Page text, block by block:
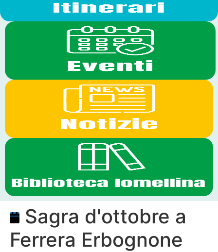
Sagra d'ottobre a
Ferrera Erbognone